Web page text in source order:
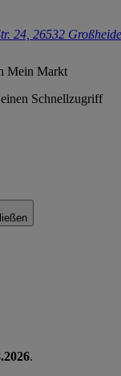
24, 26532 Großheide
Mein Markt
Schnellzugriff
.